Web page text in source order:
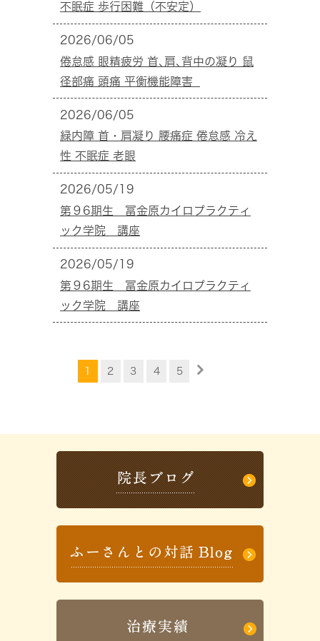
不眠症 歩行困難（不安定）
2026/06/05
倦怠感 眼精疲労 首､肩､背中の凝り 鼠
径部痛 頭痛 平衡機能障害
2026/06/05
緑内障 首・肩凝り 腰痛症 倦怠感 冷え
性 不眠症 老眼
2026/05/19
第９6期生 冨金原カイロプラクティ
ック学院 講座
2026/05/19
第９6期生 冨金原カイロプラクティ
ック学院 講座
1 2 3 4 5